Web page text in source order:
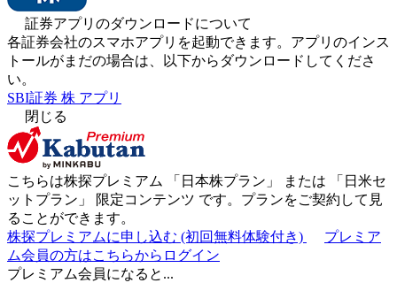
証券アプリのダウンロードについて
各証券会社のスマホアプリを起動できます。アプリのインス
トールがまだの場合は、以下からダウンロードしてくださ
い。
SBI証券 株 アプリ
閉じる
こちらは株探プレミアム 「 日本株プラン 」 または 「 日米セ
ットプラン 」 限定コンテンツ です。プランをご契約して見
ることができます。
株探プレミアムに申し込む (初回無料体験付き)
プレミア
ム会員の方はこちらからログイン
プレミアム会員になると...